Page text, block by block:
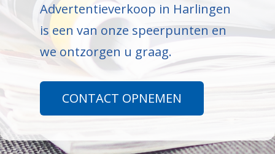
Advertentieverkoop in Harlingen
is een van onze speerpunten en
we ontzorgen u graag.
CONTACT OPNEMEN